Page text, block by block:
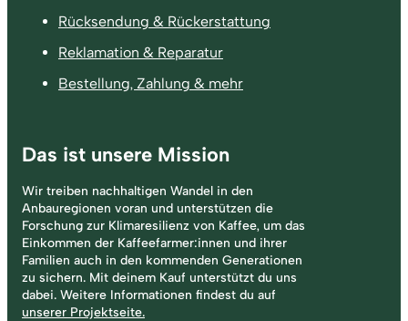
Rücksendung & Rückerstattung
Reklamation & Reparatur
Bestellung, Zahlung & mehr
Das ist unsere Mission
Wir treiben nachhaltigen Wandel in den
Anbauregionen voran und unterstützen die
Forschung zur Klimaresilienz von Kaffee, um das
Einkommen der Kaffeefarmer:innen und ihrer
Familien auch in den kommenden Generationen
zu sichern. Mit deinem Kauf unterstützt du uns
dabei. Weitere Informationen findest du auf
unserer Projektseite.